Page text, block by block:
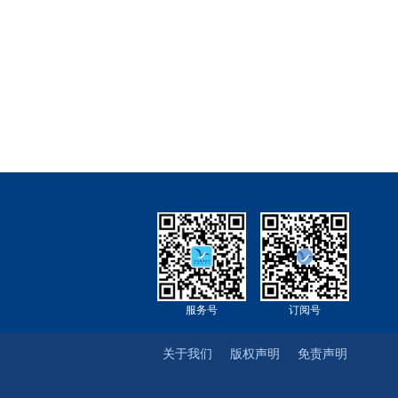
订阅号
服务号
免责声明
版权声明
关于我们